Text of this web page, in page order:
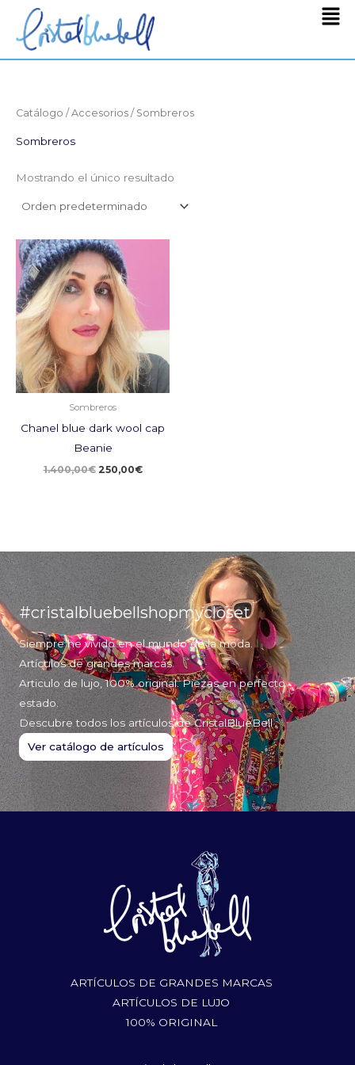
contenido
Catálogo /Accesorios / Sombreros
Sombreros
Mostrando el único resultado
Sombreros
Chanel blue dark wool cap
Beanie
1.400,00€
El
precio
original
era:
1.400,00€.
250,00€
#cristalbluebellshopmycloset
Siempre he vivido en el mundo de la moda.
Artículos de grandes marcas.
Articulo de lujo, 100% original. Piezas en perfecto
estado.
Descubre todos los artículos de CristalBlueBell
Ver catálogo de artículos
ARTÍCULOS DE GRANDES MARCAS
ARTÍCULOS DE LUJO
100% ORIGINAL